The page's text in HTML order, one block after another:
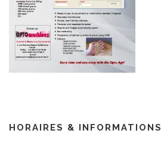
HORAIRES & INFORMATIONS